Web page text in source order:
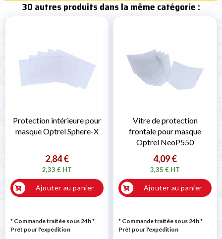
30 autres produits dans la même catégorie :
Protection intérieure pour
masque Optrel Sphere-X
2,84 €
2,33 € HT
Ajouter au panier
* Commande traitée sous 24h*
Prêt pour l'expédition
Vitre de protection
frontale pour masque
Optrel NeoP550
4,09 €
3,35 € HT
Ajouter au panier
* Commande traitée sous 24h*
Prêt pour l'expédition